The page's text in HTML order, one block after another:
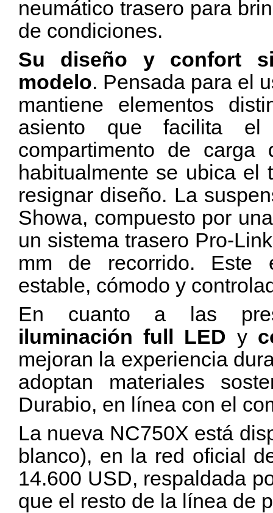
neumático trasero para
de condiciones.
Su diseño y confort
modelo. Pensada para el
mantiene elementos
asiento que facilita
compartimento de
habitualmente se ubica el
resignar diseño. La
Showa, compuesto por
un sistema trasero Pro-
mm de recorrido. Este
estable, cómodo y
En cuanto a las
iluminación full LED y
mejoran la experiencia
adoptan materiales
Durabio, en línea con el
La nueva NC750X está
blanco), en la red oficial
14.600 USD, respaldada
que el resto de la línea de